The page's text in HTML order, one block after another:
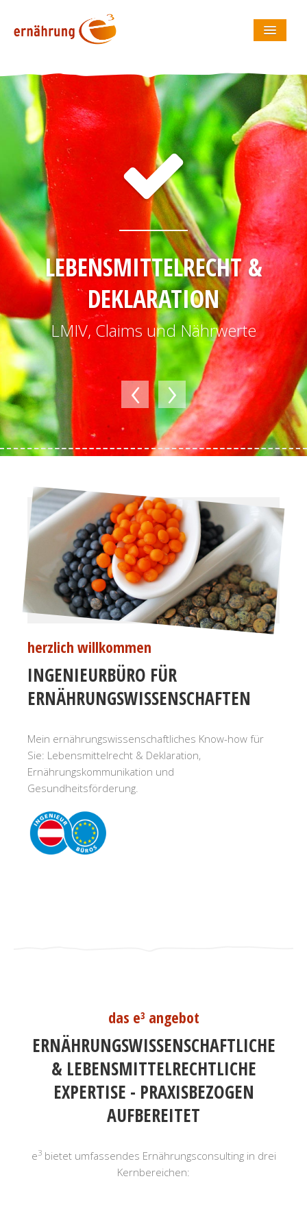
startseite
angebot
über mich
partner
referenzen
kontakt
LEBENSMITTELRECHT &
DEKLARATION
LMIV, Claims und Nährwerte
‹ ›
herzlich willkommen
INGENIEURBÜRO FÜR
ERNÄHRUNGSWISSENSCHAFTEN
Mein ernährungswissenschaftliches Know-how für
Sie: Lebensmittelrecht & Deklaration,
Ernährungskommunikation und
Gesundheitsförderung.
das e³ angebot
ERNÄHRUNGSWISSENSCHAFTLICHE
& LEBENSMITTELRECHTLICHE
EXPERTISE - PRAXISBEZOGEN
AUFBEREITET
e3bietet umfassendes Ernährungsconsulting in drei
Kernbereichen: